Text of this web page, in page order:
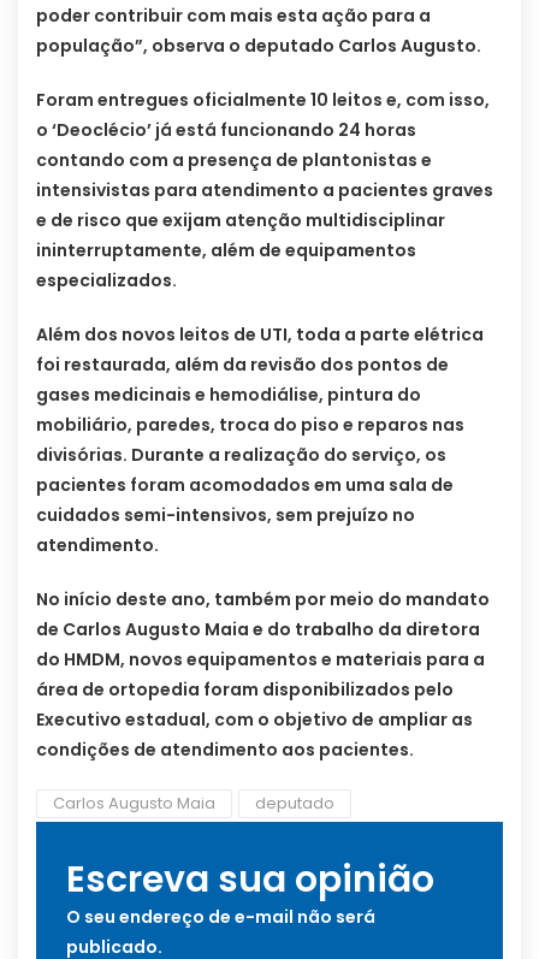
poder contribuir com mais esta ação para a
população”, observa o deputado Carlos Augusto.
Foram entregues oficialmente 10 leitos e, com isso,
o ‘Deoclécio’ já está funcionando 24 horas
contando com a presença de plantonistas e
intensivistas para atendimento a pacientes graves
e de risco que exijam atenção multidisciplinar
ininterruptamente, além de equipamentos
especializados.
Além dos novos leitos de UTI, toda a parte elétrica
foi restaurada, além da revisão dos pontos de
gases medicinais e hemodiálise, pintura do
mobiliário, paredes, troca do piso e reparos nas
divisórias. Durante a realização do serviço, os
pacientes foram acomodados em uma sala de
cuidados semi-intensivos, sem prejuízo no
atendimento.
No início deste ano, também por meio do mandato
de Carlos Augusto Maia e do trabalho da diretora
do HMDM, novos equipamentos e materiais para a
área de ortopedia foram disponibilizados pelo
Executivo estadual, com o objetivo de ampliar as
condições de atendimento aos pacientes.
Carlos Augusto Maia deputado
Escreva sua opinião
O seu endereço de e-mail não será
publicado.